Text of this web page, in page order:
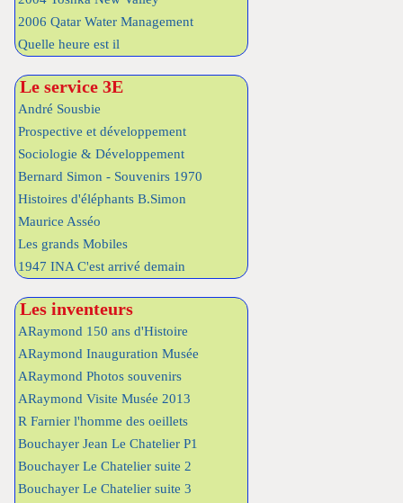
2006 Qatar Water Management
Quelle heure est il
Le service 3E
André Sousbie
Prospective et développement
Sociologie & Développement
Bernard Simon - Souvenirs 1970
Histoires d'éléphants B.Simon
Maurice Asséo
Les grands Mobiles
1947 INA C'est arrivé demain
Les inventeurs
ARaymond 150 ans d'Histoire
ARaymond Inauguration Musée
ARaymond Photos souvenirs
ARaymond Visite Musée 2013
R Farnier l'homme des oeillets
Bouchayer Jean Le Chatelier P1
Bouchayer Le Chatelier suite 2
Bouchayer Le Chatelier suite 3